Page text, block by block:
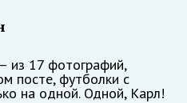
из 17 фотографий,
посте, футболки с
на одной. Одной, Карл!